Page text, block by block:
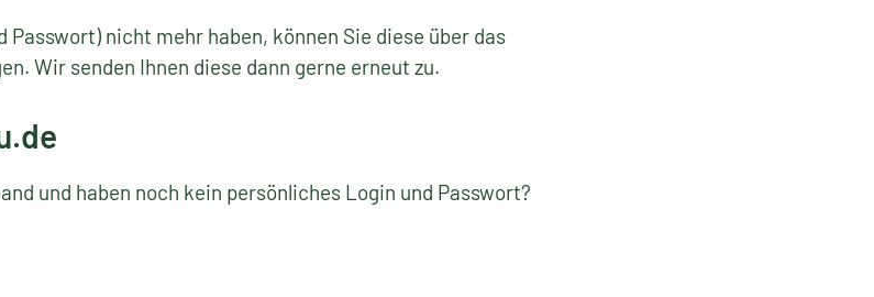
Passwort) nicht mehr haben, können Sie diese über das
Wir senden Ihnen diese dann gerne erneut zu.
und haben noch kein persönliches Login und Passwort?